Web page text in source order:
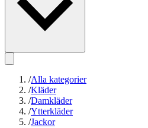
/Alla kategorier
/Kläder
/Damkläder
/Ytterkläder
/Jackor